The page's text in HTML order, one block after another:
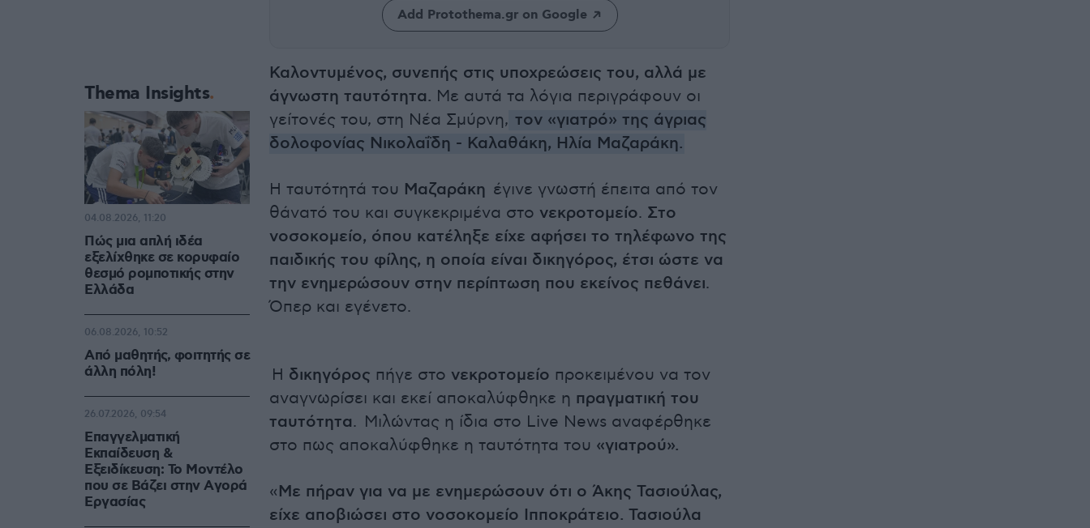
Add Protothema.gr on Google
Καλοντυμένος, συνεπής στις υποχρεώσεις του, αλλά με
άγνωστη ταυτότητα. Με αυτά τα λόγια περιγράφουν οι
γείτονές του, στη Νέα Σμύρνη, τον «γιατρό» της άγριας
δολοφονίας Νικολαΐδη - Καλαθάκη, Ηλία Μαζαράκη.
Η ταυτότητά του Μαζαράκη έγινε γνωστή έπειτα από τον
θάνατό του και συγκεκριμένα στο νεκροτομείο. Στο
νοσοκομείο, όπου κατέληξε είχε αφήσει το τηλέφωνο της
παιδικής του φίλης, η οποία είναι δικηγόρος, έτσι ώστε να
την ενημερώσουν στην περίπτωση που εκείνος πεθάνει.
Όπερ και εγένετο.
Η δικηγόρος πήγε στο νεκροτομείο προκειμένου να τον
αναγνωρίσει και εκεί αποκαλύφθηκε η πραγματική του
ταυτότητα. Μιλώντας η ίδια στο Live News αναφέρθηκε
στο πως αποκαλύφθηκε η ταυτότητα του «γιατρού».
«Με πήραν για να με ενημερώσουν ότι ο Άκης Τασιούλας,
είχε αποβιώσει στο νοσοκομείο Ιπποκράτειο. Τασιούλα
Thema Insights
Πώς μια απλή ιδέα
εξελίχθηκε σε κορυφαίο
θεσμό ρομποτικής στην
Ελλάδα
04.08.2026, 11:20
Από μαθητής, φοιτητής σε
άλλη πόλη!
06.08.2026, 10:52
Επαγγελματική
Εκπαίδευση &
Εξειδίκευση: Το Mοντέλο
που σε Bάζει στην Aγορά
Eργασίας
26.07.2026, 09:54